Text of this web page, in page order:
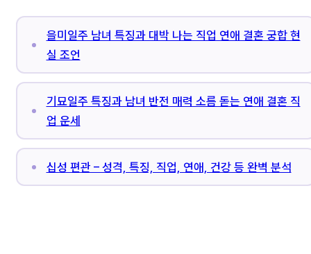
을미일주 남녀 특징과 대박 나는 직업 연애 결혼 궁합 현
실 조언
기묘일주 특징과 남녀 반전 매력 소름 돋는 연애 결혼 직
업 운세
십성 편관 – 성격, 특징, 직업, 연애, 건강 등 완벽 분석